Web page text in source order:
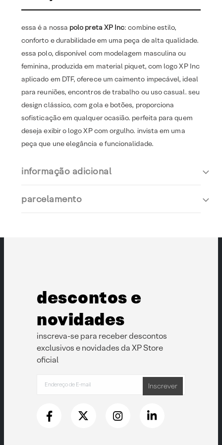
essa é a nossa polo preta XP Inc: combine estilo,
conforto e durabilidade em uma peça de alta qualidade.
essa polo, disponível com modelagem masculina ou
feminina, produzida em material piquet, com logo XP Inc
aplicado em DTF, oferece um caimento impecável, ideal
para reuniões, encontros de trabalho ou uso casual. seu
design clássico, com gola e botões, proporciona
sofisticação em qualquer ocasião. perfeita para quem
deseja exibir o logo XP com orgulho. invista em uma
peça que une elegância e funcionalidade.
informação adicional
parcelamento
descontos e
novidades
inscreva-se para receber descontos
exclusivos e novidades da XP Store
oficial
Inscrever